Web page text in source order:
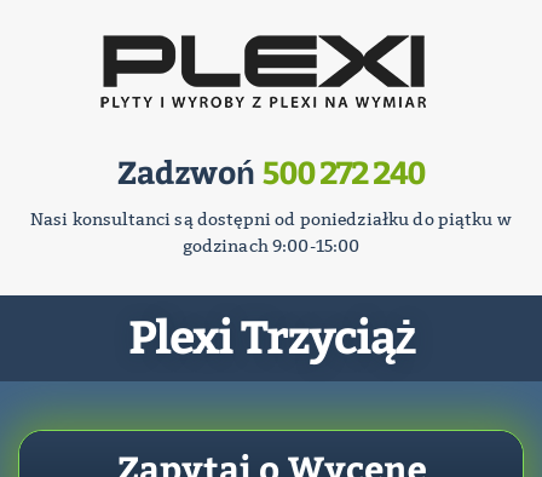
Zadzwoń 500 272 240
Nasi konsultanci są dostępni od poniedziałku do piątku w
godzinach 9:00-15:00
Plexi Trzyciąż
Zapytaj o Wycenę